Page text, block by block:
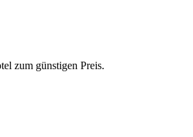
zum günstigen Preis.